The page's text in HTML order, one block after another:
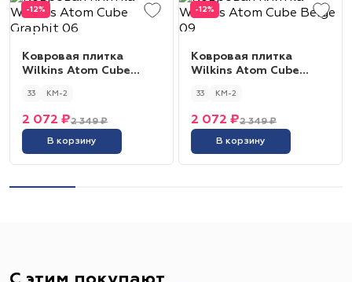
-12%
Ковровая плитка
Wilkins Atom Cube
33 КМ-2
2 349 ₽
2 072 ₽
В корзину
-12%
Ковровая плитка
Wilkins Atom Cube
33 КМ-2
2 349 ₽
2 072 ₽
В корзину